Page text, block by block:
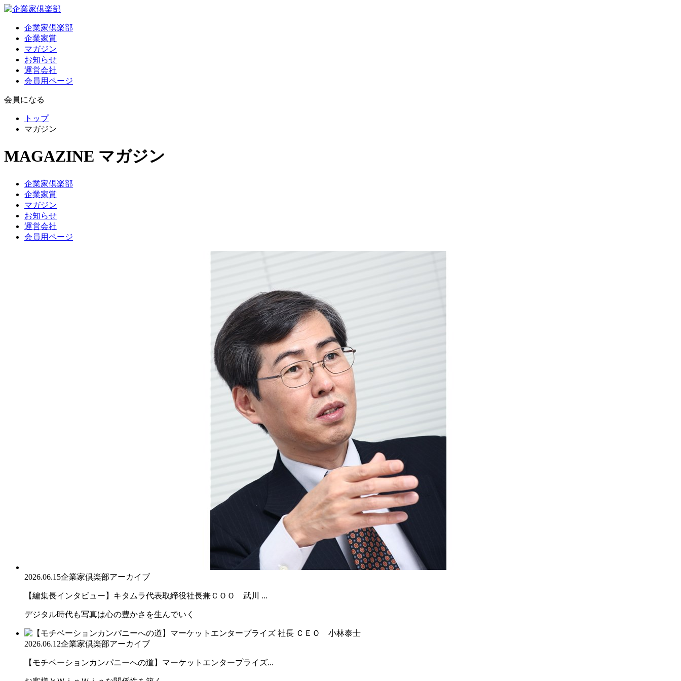
企業家倶楽部
企業家賞
マガジン
お知らせ
運営会社
会員用ページ
会員になる
トップ
マガジン
MAGAZINE マガジン
企業家倶楽部
企業家賞
マガジン
お知らせ
運営会社
会員用ページ
2026.06.15企業家倶楽部アーカイブ
【編集長インタビュー】キタムラ代表取締役社長兼ＣＯＯ 武川 ...
デジタル時代も写真は心の豊かさを生んでいく
2026.06.12企業家倶楽部アーカイブ
【モチベーションカンパニーへの道】マーケットエンタープライズ...